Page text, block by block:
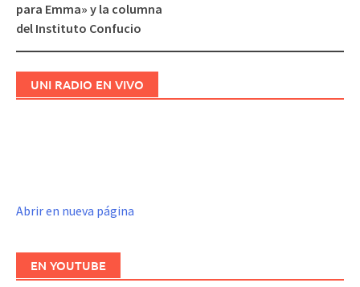
para Emma» y la columna
del Instituto Confucio
UNI RADIO EN VIVO
Abrir en nueva página
EN YOUTUBE